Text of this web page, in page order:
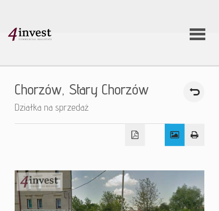
O firmie
Oferty
Chorzów, Stary Chorzów
Działka na sprzedaż